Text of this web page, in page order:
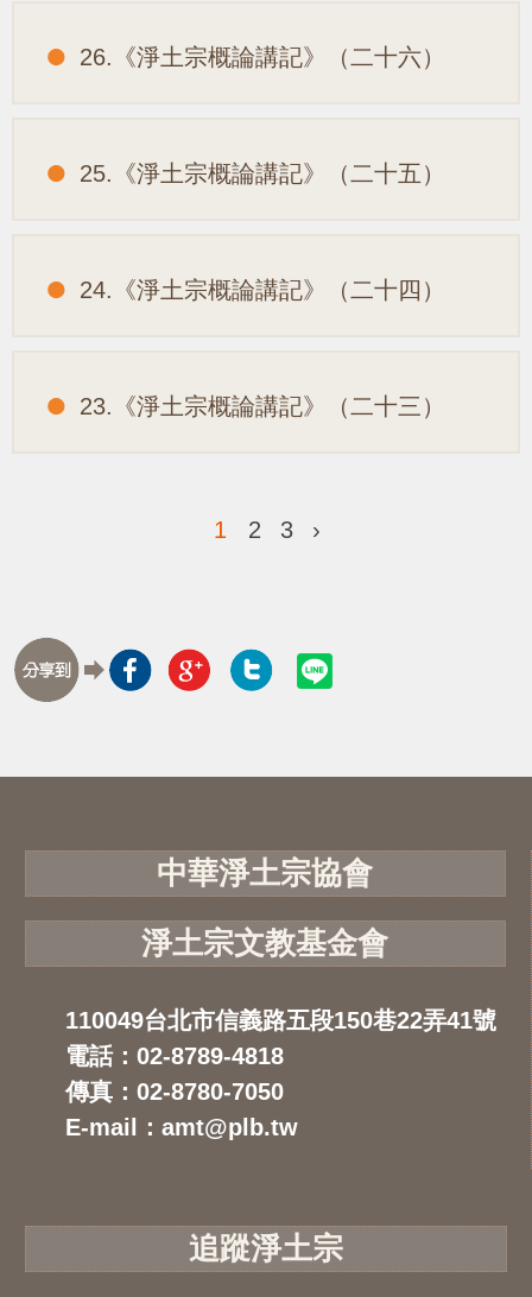
26.《淨土宗概論講記》（二十六）
25.《淨土宗概論講記》（二十五）
24.《淨土宗概論講記》（二十四）
23.《淨土宗概論講記》（二十三）
1 2 3 ›
中華淨土宗協會
淨土宗文教基金會
110049台北市信義路五段150巷22弄41號
電話：02-8789-4818
傳真：02-8780-7050
E-mail：amt@plb.tw
追蹤淨土宗